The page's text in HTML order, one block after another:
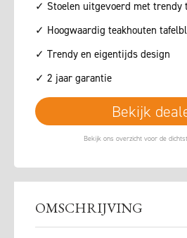
✓ Stoelen uitgevoerd met trendy
✓ Hoogwaardig teakhouten
✓ Trendy en eigentijds design
✓ 2 jaar garantie
Bekijk
OMSCHRIJVING